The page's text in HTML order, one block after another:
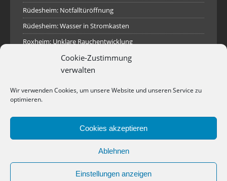
Cookie-Zustimmung
verwalten
Wir verwenden Cookies, um unsere Website und unseren Service zu
optimieren.
Cookies akzeptieren
Ablehnen
Einstellungen anzeigen
Rüdesheim: Notfalltüröffnung
Rüdesheim: Wasser in Stromkasten
Roxheim: Unklare Rauchentwicklung
Sprendlingen: Überörtliche Hilfe bei Industriebrand in
Sprendlingen
Rüdesheim: Aufgerissener Dieseltank
Industriepark Pferdsfeld: Brand eines Holzpolter